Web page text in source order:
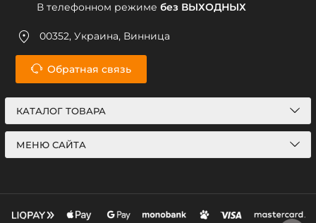
В телефонном режиме без ВЫХОДНЫХ
00352, Украина, Винница
Обратная связь
КАТАЛОГ ТОВАРА
МЕНЮ САЙТА